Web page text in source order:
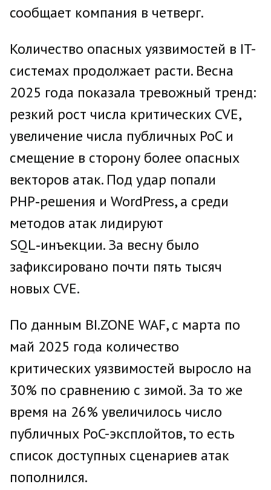
сообщает компания в четверг.
Количество опасных уязвимостей в IT-
системах продолжает расти. Весна
2025 года показала тревожный тренд:
резкий рост числа критических CVE,
увеличение числа публичных PoC и
смещение в сторону более опасных
векторов атак. Под удар попали
PHP‑решения и WordPress, а среди
методов атак лидируют
SQL‑инъекции. За весну было
зафиксировано почти пять тысяч
новых CVE.
По данным BI.ZONE WAF, с марта по
май 2025 года количество
критических уязвимостей выросло на
30% по сравнению с зимой. За то же
время на 26% увеличилось число
публичных PoC-эксплойтов, то есть
список доступных сценариев атак
пополнился.